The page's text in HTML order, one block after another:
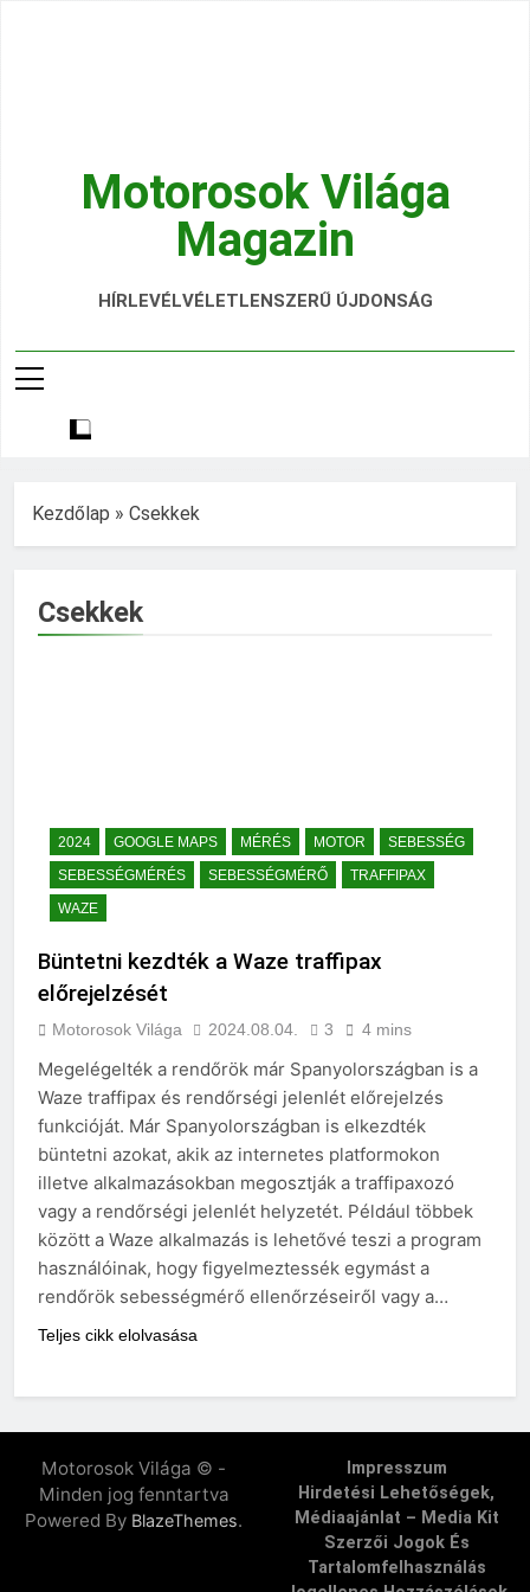
Motorosok Világa
Magazin
Hírek, Tesztek, Élmények Egy Helyen!
HÍRLEVÉLVÉLETLENSZERŰ ÚJDONSÁG
Kezdőlap » Csekkek
Csekkek
2024 GOOGLE MAPS MÉRÉS MOTOR
SEBESSÉG
SEBESSÉGMÉRÉS
SEBESSÉGMÉRŐ
TRAFFIPAX
WAZE
Büntetni kezdték a Waze traffipax
előrejelzését
Motorosok Világa 2024.08.04. 3 4 mins
Megelégelték a rendőrök már Spanyolországban is a
Waze traffipax és rendőrségi jelenlét előrejelzés
funkcióját. Már Spanyolországban is elkezdték
büntetni azokat, akik az internetes platformokon
illetve alkalmazásokban megosztják a traffipaxozó
vagy a rendőrségi jelenlét helyzetét. Például többek
között a Waze alkalmazás is lehetővé teszi a program
használóinak, hogy figyelmeztessék egymást a
rendőrök sebességmérő ellenőrzéseiről vagy a…
Teljes cikk elolvasása
Motorosok Világa © -
Minden jog fenntartva
Powered By BlazeThemes.
Impresszum
Hirdetési Lehetőségek,
Médiaajánlat – Media Kit
Szerzői Jogok És
Tartalomfelhasználás